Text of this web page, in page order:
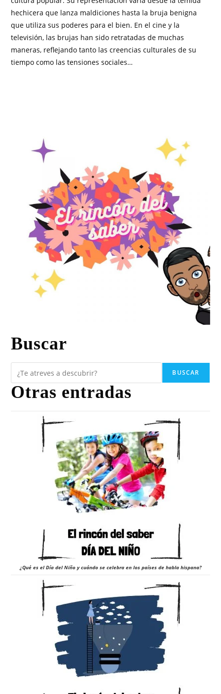
hechicera que lanza maldiciones hasta la bruja benigna
que utiliza sus poderes para el bien. En el cine y la
televisión, las brujas han sido retratadas de muchas
maneras, reflejando tanto las creencias culturales de su
tiempo como las tensiones sociales…
Buscar
BUSCAR
Otras entradas
¿Qué es el Día del Niño y cuándo se celebra en los países de habla hispana?